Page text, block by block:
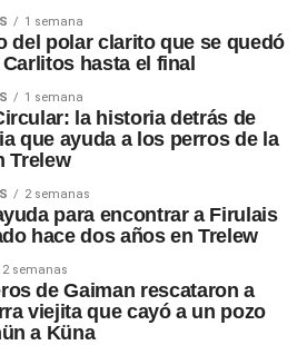
1 semana
del polar clarito que se quedó
hasta el final
1 semana
la historia detrás de
que ayuda a los perros de la
Trelew
2 semanas
para encontrar a Firulais
hace dos años en Trelew
2 semanas
de Gaiman rescataron a
viejita que cayó a un pozo
a Küna